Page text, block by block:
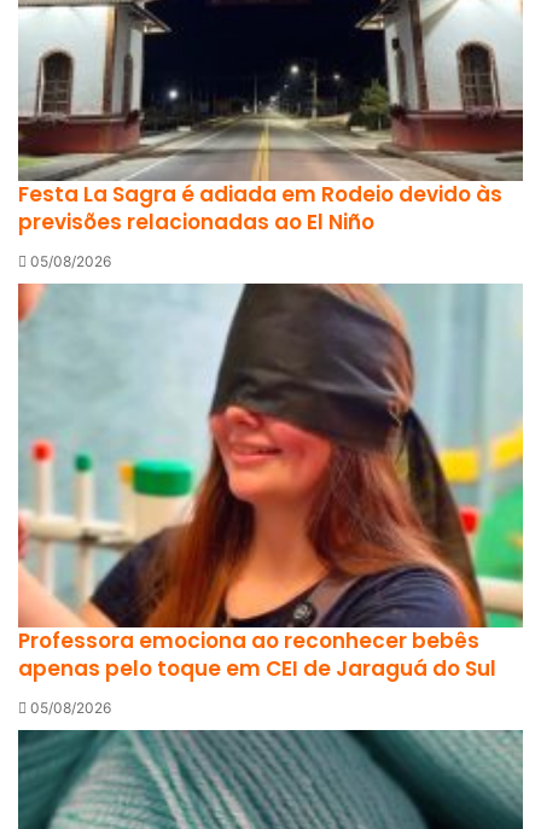
Festa La Sagra é adiada em Rodeio devido às
previsões relacionadas ao El Niño
05/08/2026
Professora emociona ao reconhecer bebês
apenas pelo toque em CEI de Jaraguá do Sul
05/08/2026